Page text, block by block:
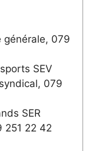
générale, 079
SEV
079
SER
251 22 42